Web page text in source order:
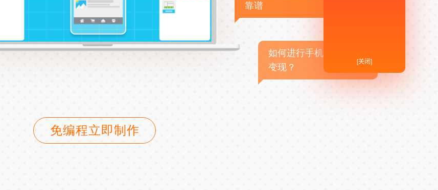
靠谱
如何进行手机APP商业
变现？
免编程立即制作
[关闭]